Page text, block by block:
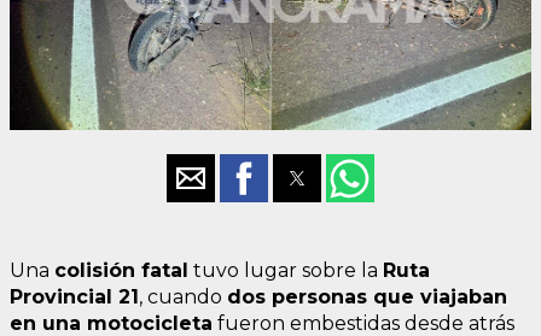
Una colisión fatal tuvo lugar sobre la Ruta
Provincial 21, cuando dos personas que viajaban
en una motocicleta fueron embestidas desde atrás